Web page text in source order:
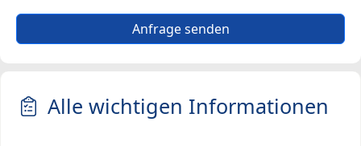
Anfrage senden
Alle wichtigen Informationen